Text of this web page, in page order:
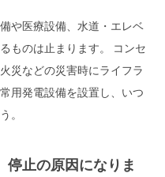
や医療設備、水道・エレベ
ものは止まります。 コンセ
災などの災害時にライフラ
用発電設備を設置し、いつ
。
停止の原因になりま